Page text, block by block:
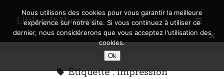
Littlecelt Humeur
open
primary
menu
Sidebar
Étiquette :impression
Nous utilisons des cookies pour vous garantir la meilleure
expérience sur notre site. Si vous continuez à utiliser ce
dernier, nous considérerons que vous acceptez l'utilisation des
cookies.
Ok